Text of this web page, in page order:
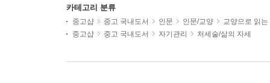
카테고리 분류
중고샵 중고 국내도서 인문 인문/교양
교양으로 읽는
중고샵
중고 국내도서 자기관리 처세술/삶의 자세